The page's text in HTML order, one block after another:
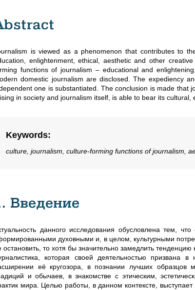
is viewed as a phenomenon that contributes to
enlightenment, ethical, aesthetic and other
functions of journalism – educational and
domestic journalism are disclosed. The expediency
one is substantiated. The conclusion is made that
in society and journalism itself, is able to bear its
Keywords:
culture, journalism, culture-forming functions of journalism,
Введение
данного исследования обусловлена тем,
духовными и, в целом, культурными
остановить, то хотя бы значительно замедлить
которая своей деятельностью призвана
её кругозора, в познании лучших образцов
и обычаев, в знакомстве с этическим,
мира. Целью работы, в данном контексте,